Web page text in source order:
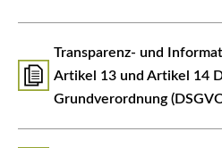
Transparenz- und
Artikel 13 und Artikel 14
Grundverordnung